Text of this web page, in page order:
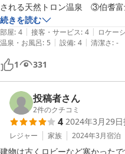
される天然トロン温泉　③伯耆
できる立地　などです。また、
ので早朝の「朝御饌（あさみけ
演奏に合わせて奉納される巫女
深く感銘を受けました。両参り
ズンに訪れたい「美保関温泉 な
続きを読む
部屋: 4 | 接客・サービス: 4 | ロケー
温泉・お風呂: 5 | 設備: 4 | 清潔さ: -
1 331
投稿者さん
2件のクチコミ
4 2024年3月29日
レジャー 家族 2024年3月宿泊
建物は古くロビーなど寒かった